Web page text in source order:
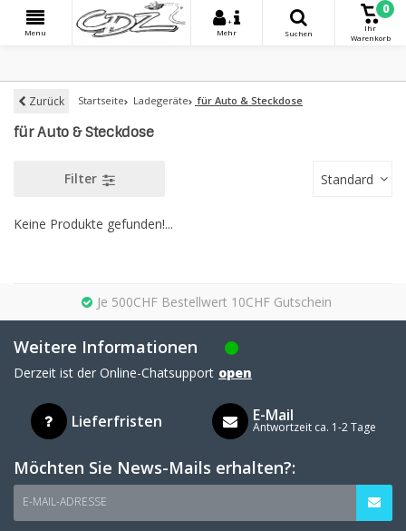
Menu
+
Mehr
Suchen
0
Ihr
Warenkorb
Zurück Startseite Ladegeräte für Auto & Steckdose
für Auto & Steckdose
Filter Standard
Keine Produkte gefunden!...
Je 500CHF Bestellwert 10CHF Gutschein
Weitere Informationen
Derzeit ist der Online-Chatsupport open
Lieferfristen E-Mail
Antwortzeit ca. 1-2 Tage
Möchten Sie News-Mails erhalten?:
E-MAIL-ADRESSE